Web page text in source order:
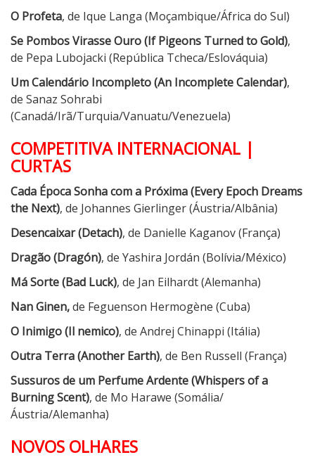
O Profeta, de Ique Langa (Moçambique/África do Sul)
Se Pombos Virasse Ouro (If Pigeons Turned to Gold),
de Pepa Lubojacki (República Tcheca/Eslováquia)
Um Calendário Incompleto (An Incomplete Calendar),
de Sanaz Sohrabi
(Canadá/Irã/Turquia/Vanuatu/Venezuela)
COMPETITIVA INTERNACIONAL |
CURTAS
Cada Época Sonha com a Próxima (Every Epoch Dreams
the Next), de Johannes Gierlinger (Áustria/Albânia)
Desencaixar (Detach), de Danielle Kaganov (França)
Dragão (Dragón), de Yashira Jordán (Bolívia/México)
Má Sorte (Bad Luck), de Jan Eilhardt (Alemanha)
Nan Ginen,de Feguenson Hermogène (Cuba)
O Inimigo (Il nemico), de Andrej Chinappi (Itália)
Outra Terra (Another Earth), de Ben Russell (França)
Sussuros de um Perfume Ardente (Whispers of a
Burning Scent), de Mo Harawe (Somália/
Áustria/Alemanha)
NOVOS OLHARES